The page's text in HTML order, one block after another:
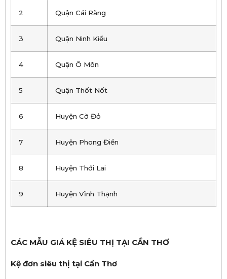
2 Quận Cái Răng
3 Quận Ninh Kiều
4 Quận Ô Môn
5 Quận Thốt Nốt
6 Huyện Cờ Đỏ
7 Huyện Phong Điền
8 Huyện Thới Lai
9 Huyện Vĩnh Thạnh
CÁC MẪU GIÁ KỆ SIÊU THỊ TẠI CẦN THƠ
Kệ đơn siêu thị tại Cần Thơ